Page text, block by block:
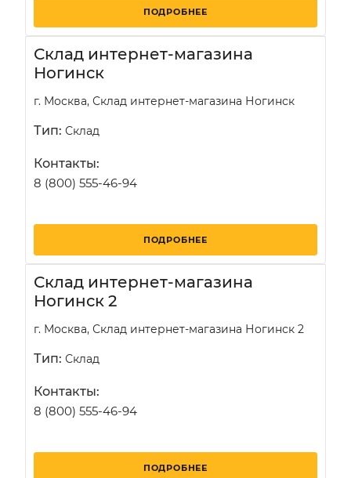
ПОДРОБНЕЕ
Склад интернет-магазина
Ногинск
г. Москва, Склад интернет-магазина Ногинск
Тип: Склад
Контакты:
8 (800) 555-46-94
ПОДРОБНЕЕ
Склад интернет-магазина
Ногинск 2
г. Москва, Склад интернет-магазина Ногинск 2
Тип: Склад
Контакты:
8 (800) 555-46-94
ПОДРОБНЕЕ